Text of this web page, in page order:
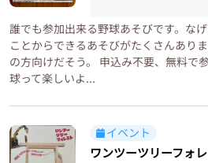
誰でも参加出来る野球あそびです。な
ことからできるあそびがたくさんあり
の方向けだそう。 申込み不要、無料で
球って楽しいよ...
イベント
ワンツーツリーフォ